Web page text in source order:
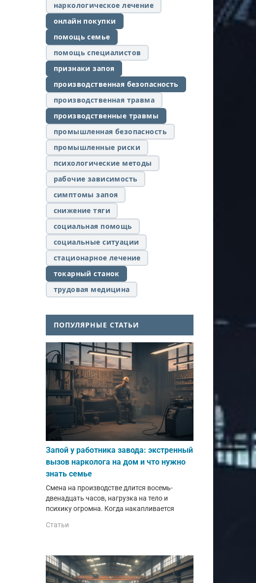
наркологическое лечение
онлайн покупки
помощь семье
помощь специалистов
признаки запоя
производственная безопасность
производственная травма
производственные травмы
промышленная безопасность
промышленные риски
психологические методы
рабочие зависимость
симптомы запоя
снижение тяги
социальная помощь
социальные ситуации
стационарное лечение
токарный станок
трудовая медицина
ПОПУЛЯРНЫЕ СТАТЬИ
Запой у работника завода: экстренный
вызов нарколога на дом и что нужно
знать семье
Смена на производстве длится восемь-
двенадцать часов, нагрузка на тело и
психику огромна. Когда накапливается
Статьи